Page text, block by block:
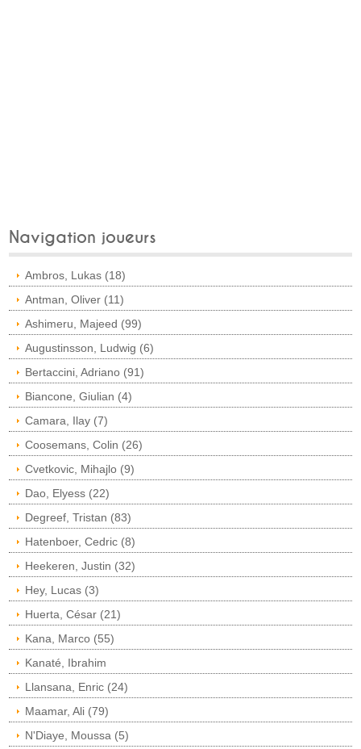
Navigation joueurs
Ambros, Lukas (18)
Antman, Oliver (11)
Ashimeru, Majeed (99)
Augustinsson, Ludwig (6)
Bertaccini, Adriano (91)
Biancone, Giulian (4)
Camara, Ilay (7)
Coosemans, Colin (26)
Cvetkovic, Mihajlo (9)
Dao, Elyess (22)
Degreef, Tristan (83)
Hatenboer, Cedric (8)
Heekeren, Justin (32)
Hey, Lucas (3)
Huerta, César (21)
Kana, Marco (55)
Kanaté, Ibrahim
Llansana, Enric (24)
Maamar, Ali (79)
N'Diaye, Moussa (5)